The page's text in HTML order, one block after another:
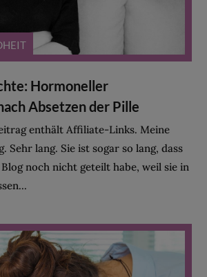
Hormoneller
Absetzen der Pille
enthält Affiliate-Links. Meine
Sehr lang. Sie ist sogar so lang, dass
noch nicht geteilt habe, weil sie in